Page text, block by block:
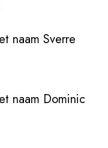
naam Sverre
naam Dominic